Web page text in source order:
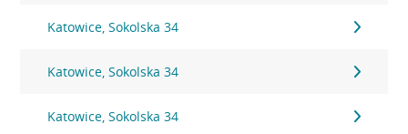
Katowice, Sokolska 34
Katowice, Sokolska 34
Katowice, Sokolska 34